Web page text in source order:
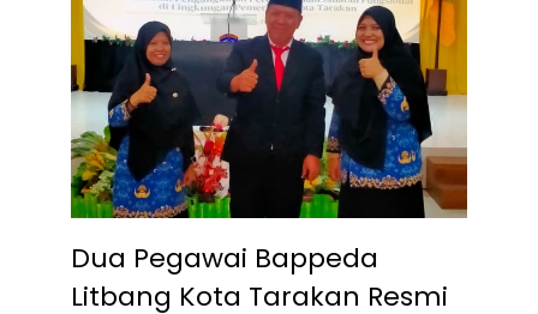
Dua Pegawai Bappeda
Litbang Kota Tarakan Resmi